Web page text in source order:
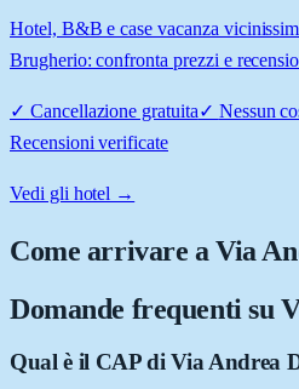
Hotel, B&B e case vacanza
Brugherio: confronta prezzi e
✓ Cancellazione gratuita✓ Nessun
Recensioni verificate
Vedi gli hotel →
Come arrivare aVia
Domande frequenti su
Qual è il CAP di Via Andrea